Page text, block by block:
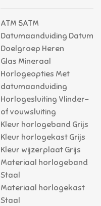
ATM 5ATM
Datumaanduiding Datum
Doelgroep Heren
Glas Mineraal
Horlogeopties Met
datumaanduiding
Horlogesluiting Vlinder-
of vouwsluiting
Kleur horlogeband Grijs
Kleur horlogekast Grijs
Kleur wijzerplaat Grijs
Materiaal horlogeband
Staal
Materiaal horlogekast
Staal